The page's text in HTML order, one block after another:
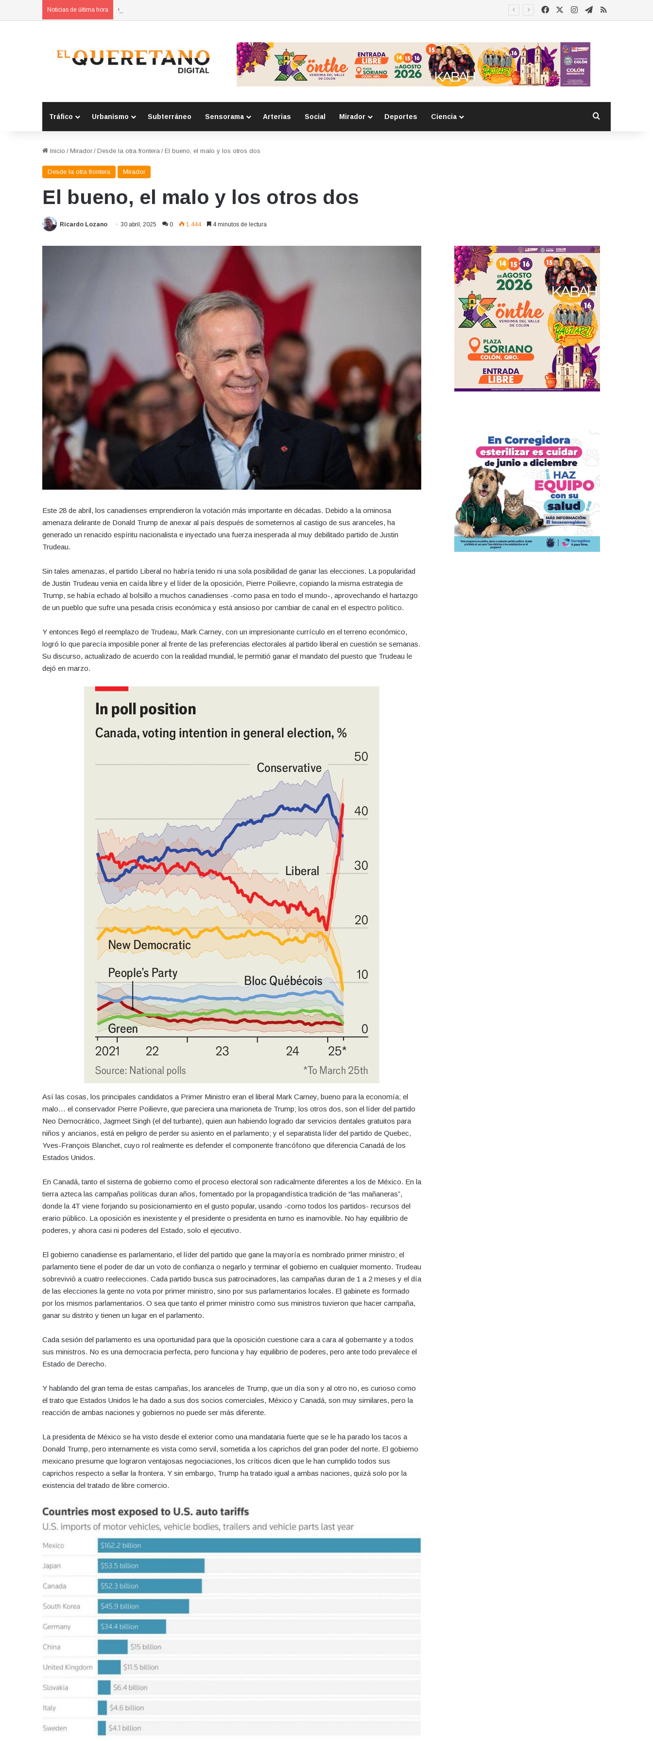
Noticias de última hora Concluyen cursos de autoempleo para mujeres en Huimilpan FacebookInstagram
Telegram
RSS
Tráfico Urbanismo Subterráneo Sensorama Arterias Social Mirador Deportes Ciencia
Inicio / Mirador / Desde la otra frontera / El bueno, el malo y los otros dos
Desde la otra frontera Mirador
El bueno, el malo y los otros dos
Ricardo Lozano 30 abril, 2025 0 1.444 4 minutos de lectura
Este 28 de abril, los canadienses emprendieron la votación más importante en décadas. Debido a la ominosa
amenaza delirante de Donald Trump de anexar al país después de someternos al castigo de sus aranceles, ha
generado un renacido espíritu nacionalista e inyectado una fuerza inesperada al muy debilitado partido de Justin
Trudeau.
Sin tales amenazas, el partido Liberal no habría tenido ni una sola posibilidad de ganar las elecciones. La popularidad
de Justin Trudeau venia en caída libre y el líder de la oposición, Pierre Poilievre, copiando la misma estrategia de
Trump, se había echado al bolsillo a muchos canadienses -como pasa en todo el mundo-, aprovechando el hartazgo
de un pueblo que sufre una pesada crisis económica y está ansioso por cambiar de canal en el espectro político.
Y entonces llegó el reemplazo de Trudeau, Mark Carney, con un impresionante currículo en el terreno económico,
logró lo que parecía imposible poner al frente de las preferencias electorales al partido liberal en cuestión se semanas.
Su discurso, actualizado de acuerdo con la realidad mundial, le permitió ganar el mandato del puesto que Trudeau le
dejó en marzo.
Así las cosas, los principales candidatos a Primer Ministro eran el liberal Mark Carney, bueno para la economía; el
malo… el conservador Pierre Poilievre, que pareciera una marioneta de Trump; los otros dos, son el líder del partido
Neo Democrático, Jagmeet Singh (el del turbante), quien aun habiendo logrado dar servicios dentales gratuitos para
niños y ancianos, está en peligro de perder su asiento en el parlamento; y el separatista líder del partido de Quebec,
Yves-François Blanchet, cuyo rol realmente es defender el componente francófono que diferencia Canadá de los
Estados Unidos.
En Canadá, tanto el sistema de gobierno como el proceso electoral son radicalmente diferentes a los de México. En la
tierra azteca las campañas políticas duran años, fomentado por la propagandística tradición de “las mañaneras”,
donde la 4T viene forjando su posicionamiento en el gusto popular, usando -como todos los partidos- recursos del
erario público. La oposición es inexistente y el presidente o presidenta en turno es inamovible. No hay equilibrio de
poderes, y ahora casi ni poderes del Estado, solo el ejecutivo.
El gobierno canadiense es parlamentario, el líder del partido que gane la mayoría es nombrado primer ministro; el
parlamento tiene el poder de dar un voto de confianza o negarlo y terminar el gobierno en cualquier momento. Trudeau
sobrevivió a cuatro reelecciones. Cada partido busca sus patrocinadores, las campañas duran de 1 a 2 meses y el día
de las elecciones la gente no vota por primer ministro, sino por sus parlamentarios locales. El gabinete es formado
por los mismos parlamentarios. O sea que tanto el primer ministro como sus ministros tuvieron que hacer campaña,
ganar su distrito y tienen un lugar en el parlamento.
Cada sesión del parlamento es una oportunidad para que la oposición cuestione cara a cara al gobernante y a todos
sus ministros. No es una democracia perfecta, pero funciona y hay equilibrio de poderes, pero ante todo prevalece el
Estado de Derecho.
Y hablando del gran tema de estas campañas, los aranceles de Trump, que un día son y al otro no, es curioso como
el trato que Estados Unidos le ha dado a sus dos socios comerciales, México y Canadá, son muy similares, pero la
reacción de ambas naciones y gobiernos no puede ser más diferente.
La presidenta de México se ha visto desde el exterior como una mandataria fuerte que se le ha parado los tacos a
Donald Trump, pero internamente es vista como servil, sometida a los caprichos del gran poder del norte. El gobierno
mexicano presume que lograron ventajosas negociaciones, los críticos dicen que le han cumplido todos sus
caprichos respecto a sellar la frontera. Y sin embargo, Trump ha tratado igual a ambas naciones, quizá solo por la
existencia del tratado de libre comercio.